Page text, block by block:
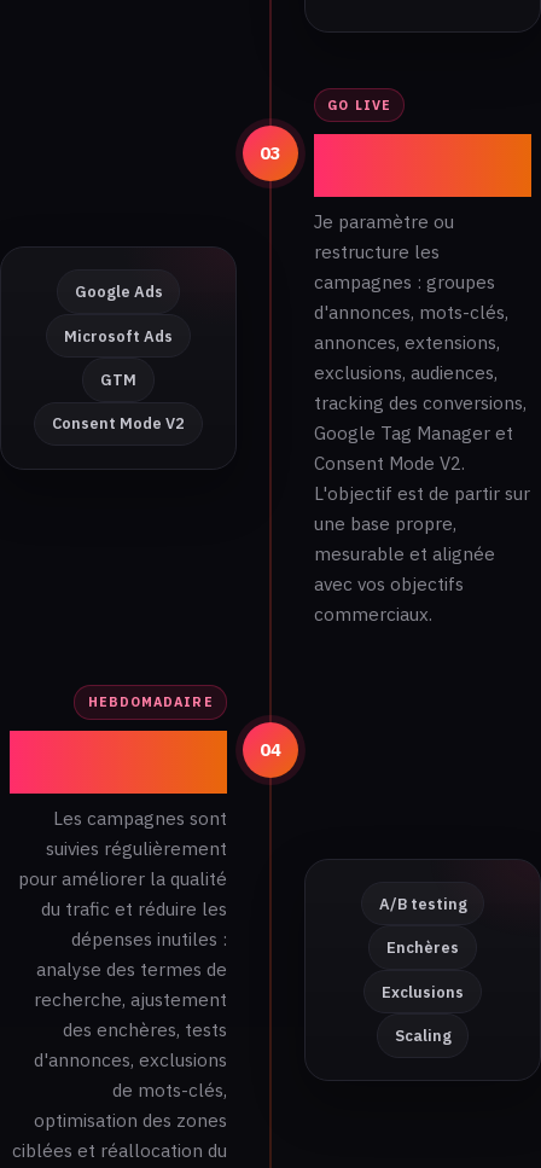
03
GO LIVE
Je paramètre ou
restructure les
campagnes : groupes
d'annonces, mots-clés,
annonces, extensions,
exclusions, audiences,
tracking des conversions,
Google Tag Manager et
Consent Mode V2.
L'objectif est de partir sur
une base propre,
mesurable et alignée
avec vos objectifs
commerciaux.
Google Ads
Microsoft Ads
GTM
Consent Mode V2
04
HEBDOMADAIRE
Les campagnes sont
suivies régulièrement
pour améliorer la qualité
du trafic et réduire les
dépenses inutiles :
analyse des termes de
recherche, ajustement
des enchères, tests
d'annonces, exclusions
de mots-clés,
optimisation des zones
ciblées et réallocation du
A/B testing
Enchères
Exclusions
Scaling